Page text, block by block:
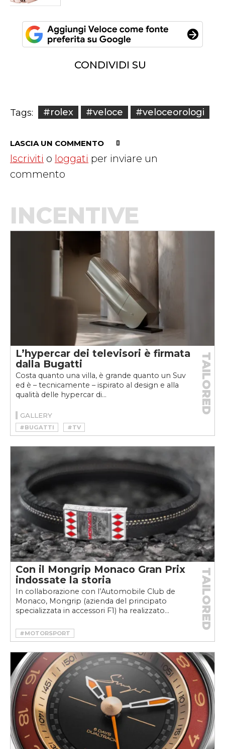
CONDIVIDI SU
Tags: #rolex #veloce #veloceorologi
LASCIA UN COMMENTO
Iscriviti o loggati per inviare un
commento
INCENTIVE
L’hypercar dei televisori è firmata
dalla Bugatti
Costa quanto una villa, è grande quanto un Suv
ed è – tecnicamente – ispirato al design e alla
qualità delle hypercar di...
TAILORED
GALLERY
#BUGATTI #TV
Con il Mongrip Monaco Gran Prix
indossate la storia
In collaborazione con l’Automobile Club de
Monaco, Mongrip (azienda del principato
specializzata in accessori F1) ha realizzato...
TAILORED
#MOTORSPORT